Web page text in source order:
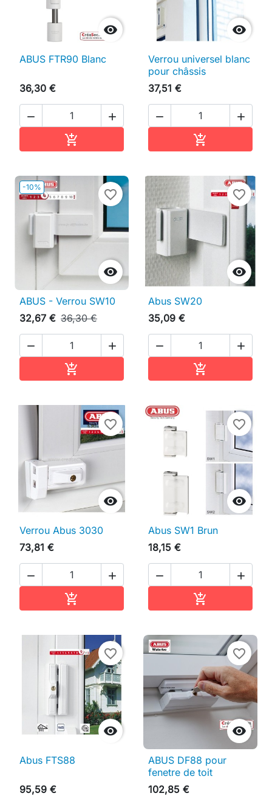

ABUS FTR90 Blanc
36,30 €
 


Verrou universel blanc
pour châssis
37,51 €
 

-10%

favorite_border
ABUS - Verrou SW10
32,67 € 36,30 €
 


favorite_border
Abus SW20
35,09 €
 


favorite_border
Verrou Abus 3030
73,81 €
 


favorite_border
Abus SW1 Brun
18,15 €
 


favorite_border
Abus FTS88
95,59 €

favorite_border
ABUS DF88 pour
fenetre de toit
102,85 €